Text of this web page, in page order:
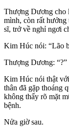
Thượng Dương cho
mình, còn rất hưởng
sĩ, trở về nghỉ ngơi
Kim Húc nói: “Lão
Thượng Dương: “?”
Kim Húc nói thật
thân đã gặp thoáng
không thấy rõ mặt
bệnh.
Nửa giờ sau.